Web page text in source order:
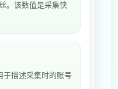
。该数值是采集快
于描述采集时的账号